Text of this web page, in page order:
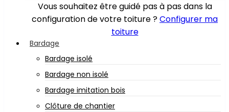
Vous souhaitez être guidé pas à pas dans la
configuration de votre toiture ?Configurer ma
toiture
Bardage
Bardage isolé
Bardage non isolé
Bardage imitation bois
Clôture de chantier